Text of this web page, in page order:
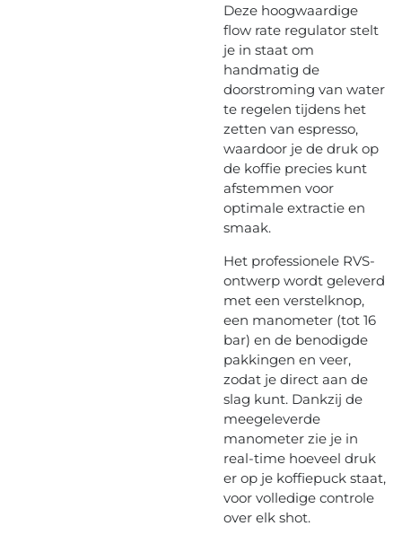
Deze hoogwaardige
flow rate regulator stelt
je in staat om
handmatig de
doorstroming van water
te regelen tijdens het
zetten van espresso,
waardoor je de druk op
de koffie precies kunt
afstemmen voor
optimale extractie en
smaak.
Het professionele RVS-
ontwerp wordt geleverd
met een verstelknop,
een manometer (tot 16
bar) en de benodigde
pakkingen en veer,
zodat je direct aan de
slag kunt. Dankzij de
meegeleverde
manometer zie je in
real-time hoeveel druk
er op je koffiepuck staat,
voor volledige controle
over elk shot.